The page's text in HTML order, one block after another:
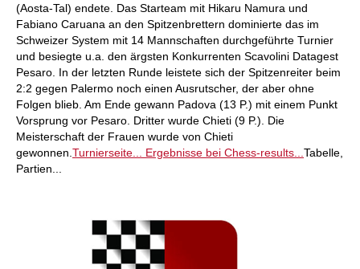
(Aosta-Tal) endete. Das Starteam mit Hikaru Namura und
Fabiano Caruana an den Spitzenbrettern dominierte das im
Schweizer System mit 14 Mannschaften durchgeführte Turnier
und besiegte u.a. den ärgsten Konkurrenten Scavolini Datagest
Pesaro. In der letzten Runde leistete sich der Spitzenreiter beim
2:2 gegen Palermo noch einen Ausrutscher, der aber ohne
Folgen blieb. Am Ende gewann Padova (13 P.) mit einem Punkt
Vorsprung vor Pesaro. Dritter wurde Chieti (9 P.). Die
Meisterschaft der Frauen wurde von Chieti
gewonnen. Turnierseite... Ergebnisse bei Chess-results... Tabelle,
Partien...